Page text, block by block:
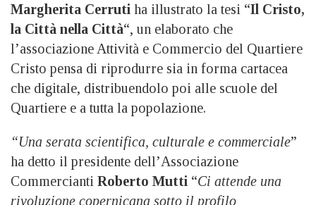
Margherita Cerruti ha illustrato la tesi “Il Cristo,
la Città nella Città“, un elaborato che
l’associazione Attività e Commercio del Quartiere
Cristo pensa di riprodurre sia in forma cartacea
che digitale, distribuendolo poi alle scuole del
Quartiere e a tutta la popolazione.
“Una serata scientifica, culturale e commerciale”
ha detto il presidente dell’Associazione
Commercianti Roberto Mutti “Ci attende una
rivoluzione copernicana sotto il profilo